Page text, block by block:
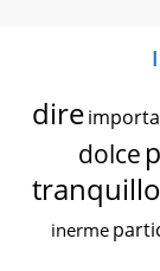
dire
dolce
tranquillo
inerme